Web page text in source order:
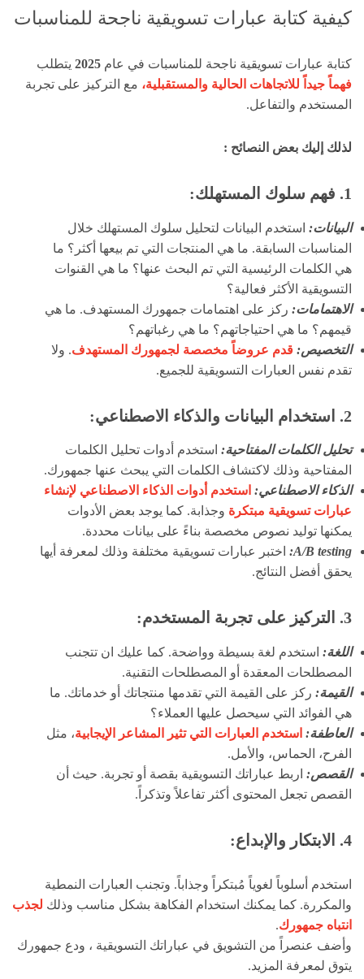
كيفية كتابة عبارات تسويقية ناجحة للمناسبات
كتابة عبارات تسويقية ناجحة للمناسبات في عام 2025 يتطلب
فهماً جيداً للاتجاهات الحالية والمستقبلية، مع التركيز على تجربة
المستخدم والتفاعل.
لذلك إليك بعض النصائح :
1. فهم سلوك المستهلك:
البيانات: استخدم البيانات لتحليل سلوك المستهلك خلال
المناسبات السابقة. ما هي المنتجات التي تم بيعها أكثر؟ ما
هي الكلمات الرئيسية التي تم البحث عنها؟ ما هي القنوات
التسويقية الأكثر فعالية؟
الاهتمامات: ركز على اهتمامات جمهورك المستهدف. ما هي
قيمهم؟ ما هي احتياجاتهم؟ ما هي رغباتهم؟
التخصيص: قدم عروضاً مخصصة لجمهورك المستهدف. ولا
تقدم نفس العبارات التسويقية للجميع.
2. استخدام البيانات والذكاء الاصطناعي:
تحليل الكلمات المفتاحية: استخدم أدوات تحليل الكلمات
المفتاحية وذلك لاكتشاف الكلمات التي يبحث عنها جمهورك.
الذكاء الاصطناعي: استخدم أدوات الذكاء الاصطناعي لإنشاء
عبارات تسويقية مبتكرة وجذابة. كما يوجد بعض الأدوات
يمكنها توليد نصوص مخصصة بناءً على بيانات محددة.
A/B testing:
اختبر عبارات تسويقية مختلفة وذلك لمعرفة أيها
يحقق أفضل النتائج.
3. التركيز على تجربة المستخدم:
اللغة: استخدم لغة بسيطة وواضحة. كما عليك ان تتجنب
المصطلحات المعقدة أو المصطلحات التقنية.
القيمة: ركز على القيمة التي تقدمها منتجاتك أو خدماتك. ما
هي الفوائد التي سيحصل عليها العملاء؟
العاطفة: استخدم العبارات التي تثير المشاعر الإيجابية، مثل
الفرح، الحماس، والأمل.
القصص: اربط عباراتك التسويقية بقصة أو تجربة. حيث أن
القصص تجعل المحتوى أكثر تفاعلاً وتذكراً.
4. الابتكار والإبداع:
استخدم أسلوباً لغوياً مُبتكراً وجذاباً. وتجنب العبارات النمطية
والمكررة. كما يمكنك استخدام الفكاهة بشكل مناسب وذلك لجذب
انتباه جمهورك.
وأضف عنصراً من التشويق في عباراتك التسويقية ، ودع جمهورك
يتوق لمعرفة المزيد.